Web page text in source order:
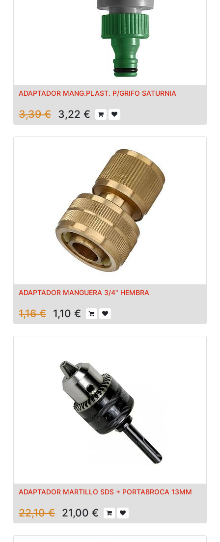
ADAPTADOR MANG.PLAST. P/GRIFO SATURNIA
3,39€ 3,22 €
ADAPTADOR MANGUERA 3/4" HEMBRA
1,16€ 1,10 €
ADAPTADOR MARTILLO SDS + PORTABROCA 13MM
22,10€ 21,00 €